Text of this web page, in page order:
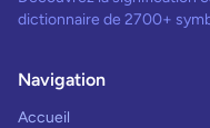
dictionnaire de 2700+
Navigation
Accueil